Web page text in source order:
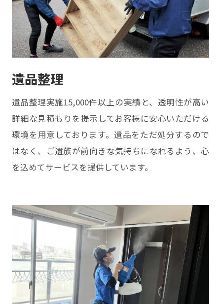
遺品整理
遺品整理実施15,000件以上の実績と、透明性が⾼い
詳細な⾒積もりを提⽰してお客様に安⼼いただける
環境を⽤意しております。遺品をただ処分するので
はなく、ご遺族が前向きな気持ちになれるよう、⼼
を込めてサービスを提供しています。